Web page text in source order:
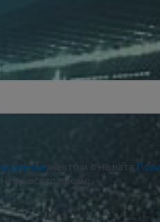
, както и с нашата
по всяко време.